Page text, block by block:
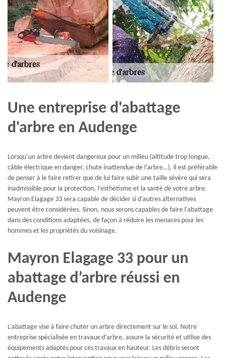
Une entreprise d'abattage
d'arbre en Audenge
Lorsqu’un arbre devient dangereux pour un milieu (altitude trop longue,
câble électrique en danger, chute inattendue de l’arbre…), il est préférable
de penser à le faire retirer que de lui faire subir une taille sévère qui sera
inadmissible pour la protection, l’esthétisme et la santé de votre arbre.
Mayron Elagage 33 sera capable de décider si d'autres alternatives
peuvent être considérées. Sinon, nous serons capables de faire l'abattage
dans des conditions adaptées, de façon à réduire les menaces pour les
hommes et les propriétés du voisinage.
Mayron Elagage 33 pour un
abattage d’arbre réussi en
Audenge
L’abattage vise à faire chuter un arbre directement sur le sol. Notre
entreprise spécialisée en travaux d’arbre, assure la sécurité et utilise des
équipements adaptés pour ces travaux en hauteur. Les débris seront